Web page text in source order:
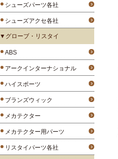
シューズパーツ各社
シューズアクセ各社
▼グローブ・リスタイ
ABS
アークインターナショナル
ハイスポーツ
ブランズウィック
メカテクター
メカテクター用パーツ
リスタイパーツ各社